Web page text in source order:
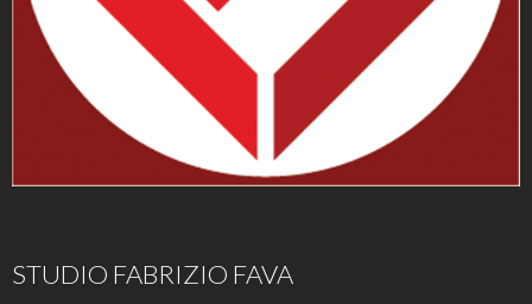
STUDIO FABRIZIO FAVA